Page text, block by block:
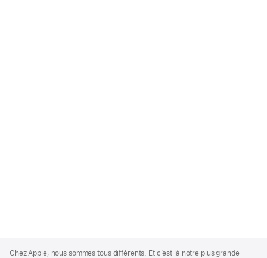
Footer
Chez Apple, nous sommes tous différents. Et c’est là notre plus grande